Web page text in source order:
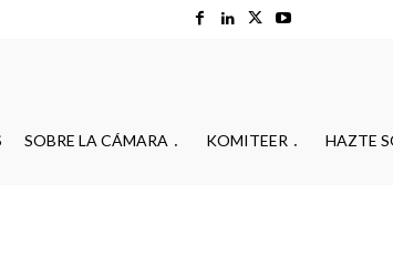
SOBRE LA CÁMARA KOMITEER HAZTE